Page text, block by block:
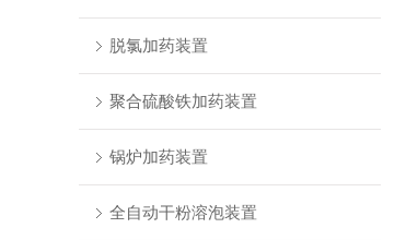
脱氯加药装置
聚合硫酸铁加药装置
锅炉加药装置
全自动干粉溶泡装置